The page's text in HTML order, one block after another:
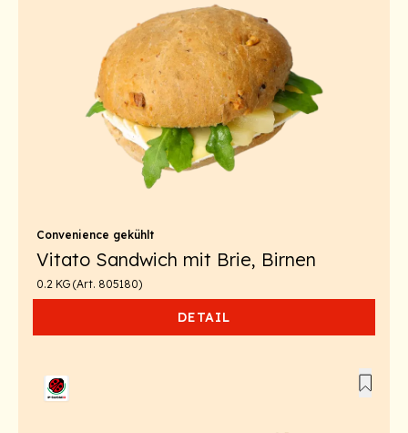
Convenience gekühlt
Vitato Sandwich mit Brie, Birnen
0.2 KG (Art. 805180)
DETAIL